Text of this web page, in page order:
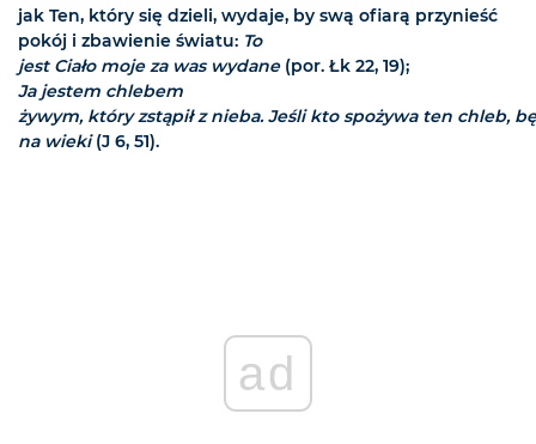
jak Ten, który się dzieli, wydaje, by swą ofiarą przynieść
pokój i zbawienie światu: To
jest Ciało moje za was wydane(por. Łk 22, 19);
Ja jestem chlebem
żywym, który zstąpił z nieba. Jeśli kto spożywa ten chleb,
na wieki(J 6, 51).
ad